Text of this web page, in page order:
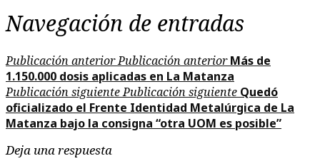
Navegación de entradas
Publicación anteriorPublicación anterior Más de
1.150.000 dosis aplicadas en La Matanza
Publicación siguientePublicación siguiente Quedó
oficializado el Frente Identidad Metalúrgica de La
Matanza bajo la consigna “otra UOM es posible”
Deja una respuesta